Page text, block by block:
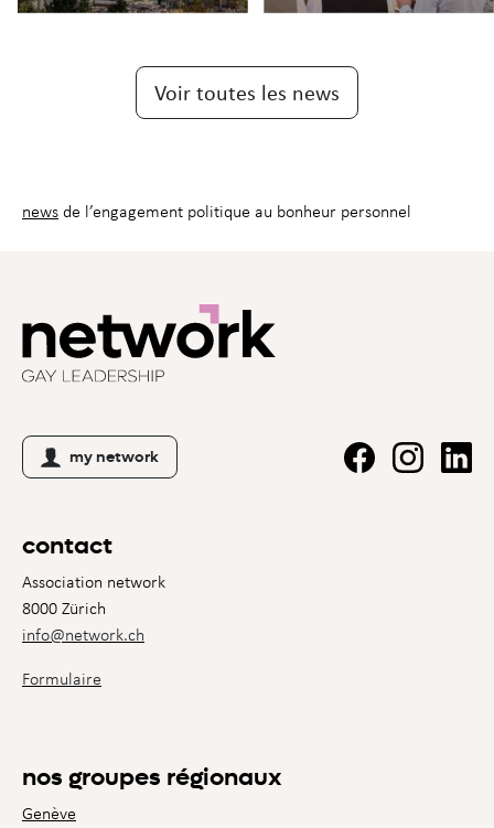
Voir toutes les news
news de l’engage­ment po­li­ti­que au bonheur personnel
my network
contact
Association network
8000 Zürich
info@network.ch
Formulaire
nos groupes régionaux
Genève